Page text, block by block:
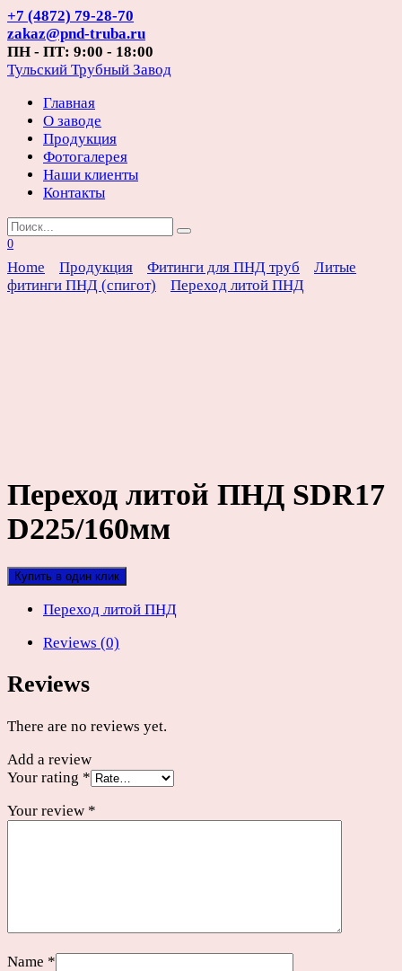
Перейти
к
содержанию
+7 (4872) 79-28-70
zakaz@pnd-truba.ru
ПН - ПТ: 9:00 - 18:00
Тульский Трубный Завод
Главная
О заводе
Продукция
Фотогалерея
Наши клиенты
Контакты
Search
for:
0
Home Продукция Фитинги для ПНД труб
Литые
фитинги ПНД (спигот)
Переход литой ПНД
Переход литой ПНД SDR17
D225/160мм
Купить в один клик
Переход литой ПНД
Reviews (0)
Reviews
There are no reviews yet.
Add a review
Your rating *
Your review *
Name *